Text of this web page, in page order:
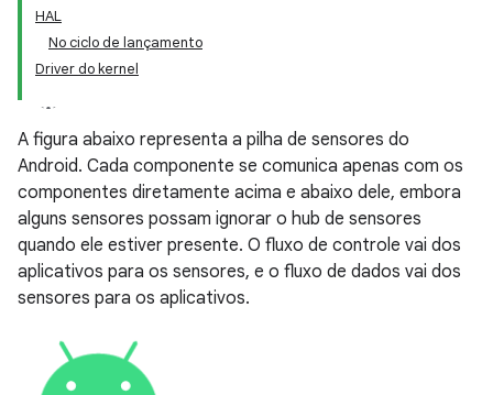
HAL
No ciclo de lançamento
Driver do kernel
A figura abaixo representa a pilha de sensores do
Android. Cada componente se comunica apenas com os
componentes diretamente acima e abaixo dele, embora
alguns sensores possam ignorar o hub de sensores
quando ele estiver presente. O fluxo de controle vai dos
aplicativos para os sensores, e o fluxo de dados vai dos
sensores para os aplicativos.